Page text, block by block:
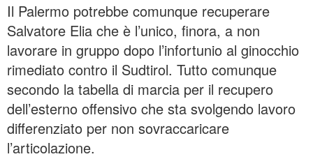
Il Palermo potrebbe comunque recuperare
Salvatore Elia che è l’unico, finora, a non
lavorare in gruppo dopo l’infortunio al ginocchio
rimediato contro il Sudtirol. Tutto comunque
secondo la tabella di marcia per il recupero
dell’esterno offensivo che sta svolgendo lavoro
differenziato per non sovraccaricare
l’articolazione.